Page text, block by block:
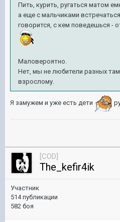
Пить, курить, ругаться матом
а еще с мальчиками
говорится, с кем поведешься -
Маловероятно.
Нет, мы не любители разных
взрослому.
Я замужем и уже есть дети
[COD]
The_kefir4ik
Участник
514 публикации
582 боя